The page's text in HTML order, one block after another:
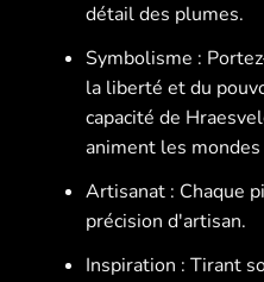
détail des plumes.
Symbolisme :
la liberté et du
capacité de
animent les
Artisanat : Chaque
précision d'artisan.
Inspiration : Tirant